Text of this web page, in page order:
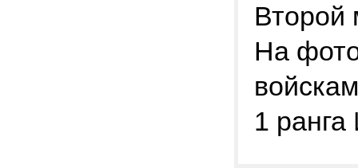
Второй
На
1